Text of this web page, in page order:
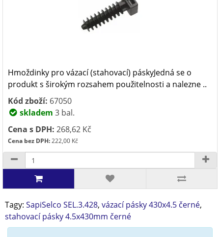
Hmoždinky pro vázací (stahovací) páskyJedná se o
produkt s širokým rozsahem použitelnosti a nalezne ..
Kód zboží: 67050
skladem 3 bal.
Cena s DPH: 268,62 Kč
Cena bez DPH:222,00 Kč
Tagy: SapiSelco SEL.3.428, vázací pásky 430x4.5 černé,
stahovací pásky 4.5x430mm černé